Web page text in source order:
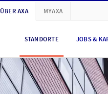
ÜBER AXA MYAXA
STANDORTE JOBS &